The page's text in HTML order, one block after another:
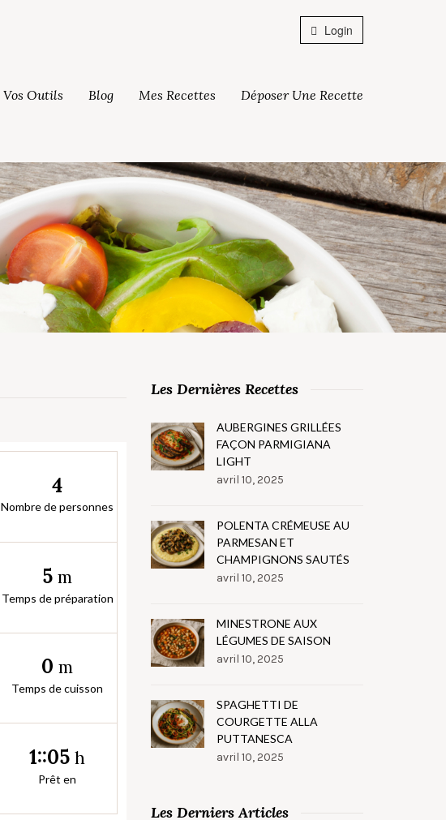
Login
Vos Outils Blog Mes Recettes Déposer Une Recette
4
Nombre de personnes
5m
Temps de préparation
0m
Temps de cuisson
1::05h
Prêt en
Les Dernières Recettes
AUBERGINES GRILLÉES
FAÇON PARMIGIANA
LIGHT
avril 10, 2025
POLENTA CRÉMEUSE AU
PARMESAN ET
CHAMPIGNONS SAUTÉS
avril 10, 2025
MINESTRONE AUX
LÉGUMES DE SAISON
avril 10, 2025
SPAGHETTI DE
COURGETTE ALLA
PUTTANESCA
avril 10, 2025
Les Derniers Articles